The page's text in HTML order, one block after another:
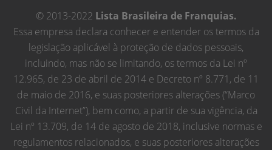
© 2013-2022 Lista Brasileira de Franquias.
Essa empresa declara conhecer e entender os termos da
legislação aplicável à proteção de dados pessoais,
incluindo, mas não se limitando, os termos da Lei nº
12.965, de 23 de abril de 2014 e Decreto nº 8.771, de 11
de maio de 2016, e suas posteriores alterações (“Marco
Civil da Internet”), bem como, a partir de sua vigência, da
Lei nº 13.709, de 14 de agosto de 2018, inclusive normas e
regulamentos relacionados, e suas posteriores alterações